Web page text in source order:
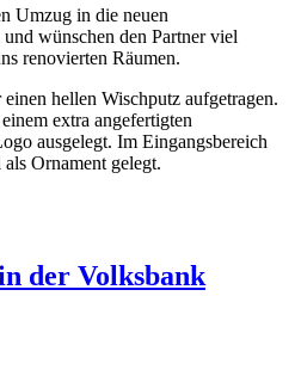
Umzug in die neuen
wünschen den Partner viel
renovierten Räumen.
hellen Wischputz aufgetragen.
extra angefertigten
ausgelegt. Im Eingangsbereich
Ornament gelegt.
der Volksbank